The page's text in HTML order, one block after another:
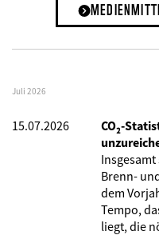
Juli 2026
15.07.2026
CO₂-
Brenn-
dem
Tempo,
liegt, die